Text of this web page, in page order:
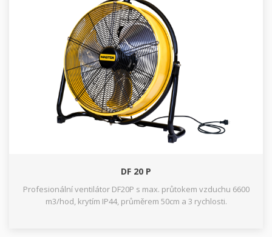
DF 20 P
Profesionální ventilátor DF20P s max. průtokem vzduchu 6600
m3/hod, krytím IP44, průměrem 50cm a 3 rychlosti.